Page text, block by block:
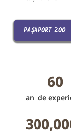
PAȘAPORT ZOO
ani de
60